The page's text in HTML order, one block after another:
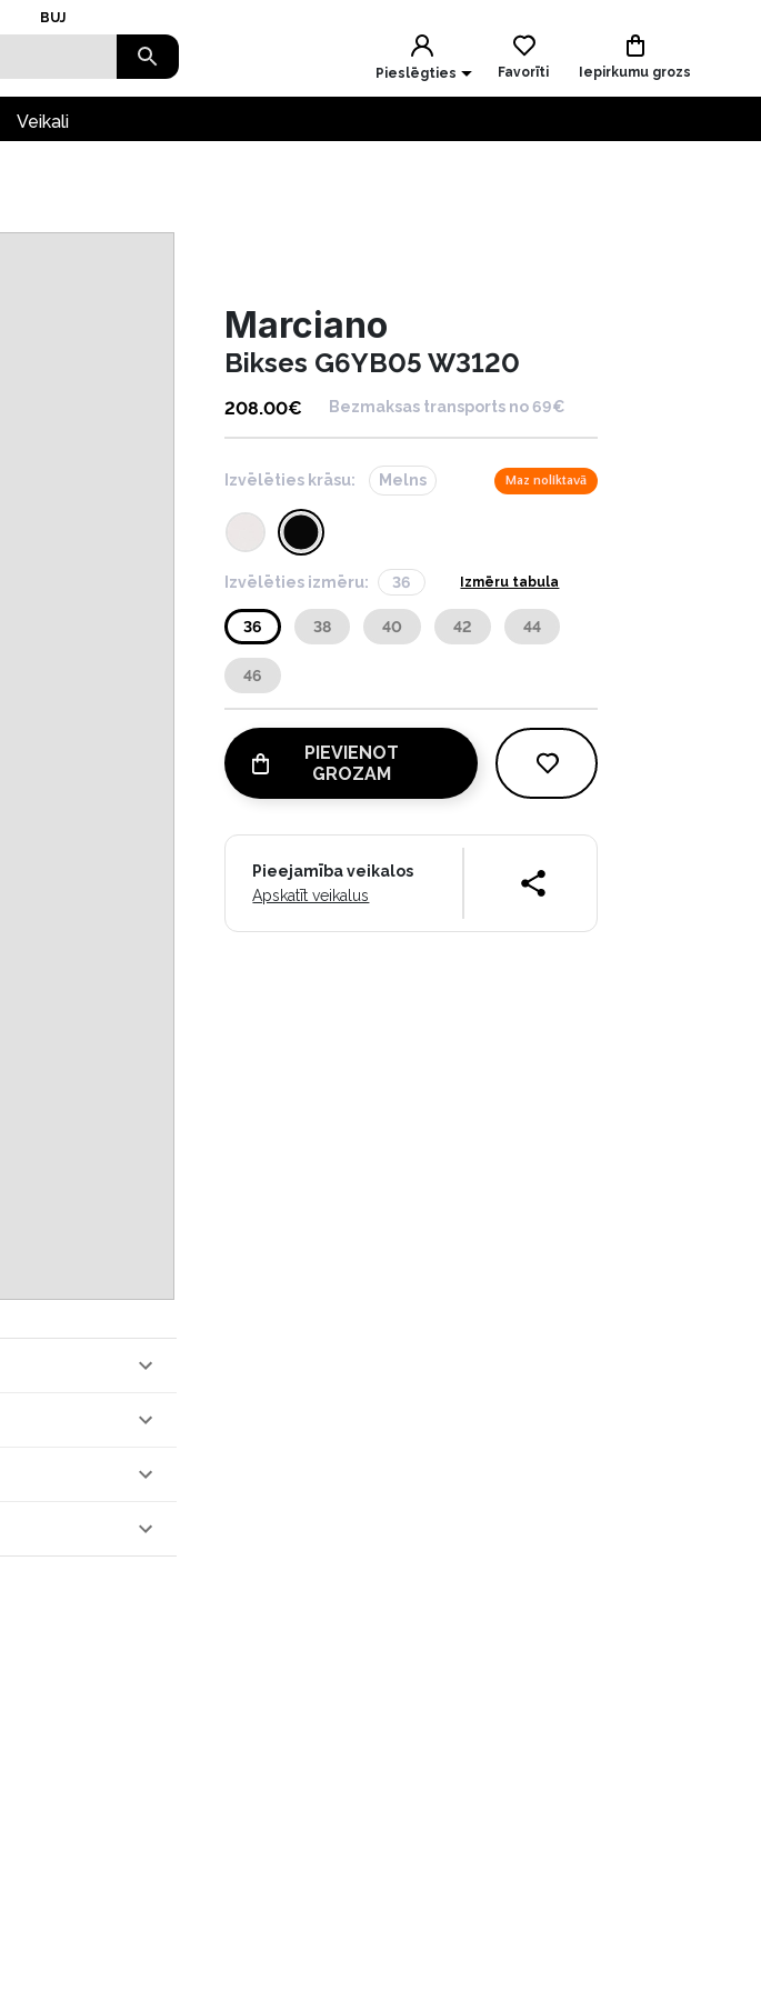
BUJ
Pieslēgties Favorīti Iepirkumu grozs
Veikali
Marciano
Bikses G6YB05 W3120
208.00€ Bezmaksas transports no 69€
Izvēlēties krāsu: Melns Maz noliktavā
Izvēlēties izmēru: 36 Izmēru tabula
36 38 40 42 44
46
PIEVIENOT
GROZAM
Pieejamība veikalos
Apskatīt veikalus